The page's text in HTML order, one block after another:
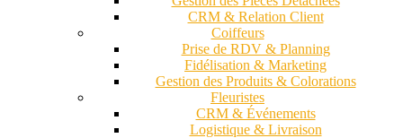
CRM & Relation Client
Coiffeurs
Prise de RDV & Planning
Fidélisation & Marketing
Gestion des Produits & Colorations
Fleuristes
CRM & Événements
Logistique & Livraison